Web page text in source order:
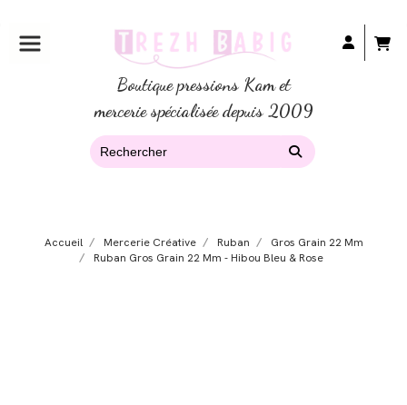
Boutique pressions Kam et
mercerie spécialisée depuis 2009
Accueil Mercerie Créative Ruban
Gros Grain 22 Mm
Ruban Gros Grain 22 Mm - Hibou Bleu & Rose